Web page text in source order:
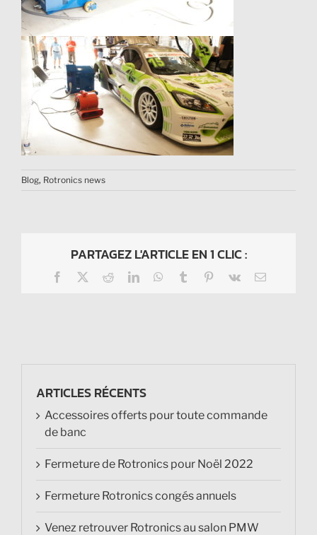
Blog, Rotronics news
PARTAGEZ L'ARTICLE EN 1 CLIC :
Facebook RedditLinkedInWhatsApp
Tumblr Pinterest
Vk Email
ARTICLES RÉCENTS
Accessoires offerts pour toute commande
de banc
Fermeture de Rotronics pour Noël 2022
Fermeture Rotronics congés annuels
Venez retrouver Rotronics au salon PMW